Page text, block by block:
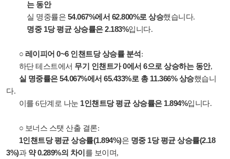
는 동안
실 명중률은 54.067%에서 62.800%로 상승했습니다.
명중 1당 평균 상승률은 2.183%입니다.
○ 레이피어 0~6 인챈트당 상승률 분석:
하단 테스트에서 무기 인챈트가 0에서 6으로 상승하는 동안,
실 명중률은 54.067%에서 65.433%로 총 11.366% 상승했습니
다.
이를 6단계로 나눈 1인챈트당 평균 상승률은 1.894%입니다.
○ 보너스 스탯 산출 결론:
1인챈트당 평균 상승률(1.894%)은 명중 1당 평균 상승률(2.18
3%)과 약 0.289%의 차이를 보이며,